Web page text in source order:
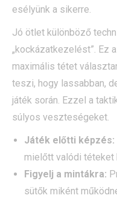
esélyünk a sikerre.
Jó ötlet különböző
„kockázatkezelést”. Ez
maximális tétet
teszi, hogy lassabban,
játék során. Ezzel a
súlyos veszteségeket.
Játék előtti képzés:
mielőtt valódi téteket
Figyelj a mintákra:
sütők miként